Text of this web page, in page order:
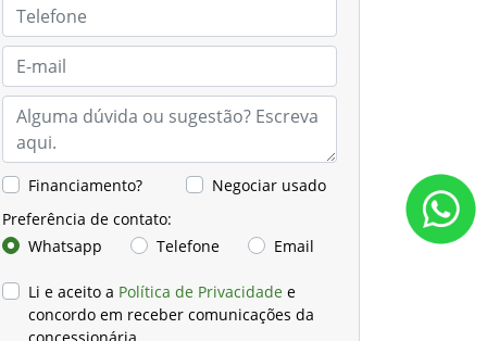
Financiamento?
Negociar usado
Preferência de contato:
Whatsapp
Telefone Email
Li e aceito a Política de Privacidade e
concordo em receber comunicações da